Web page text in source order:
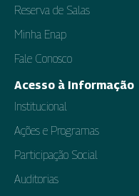
Reserva de Salas
Minha Enap
Fale Conosco
Acesso à Informação
Institucional
Ações e Programas
Participação Social
Auditorias